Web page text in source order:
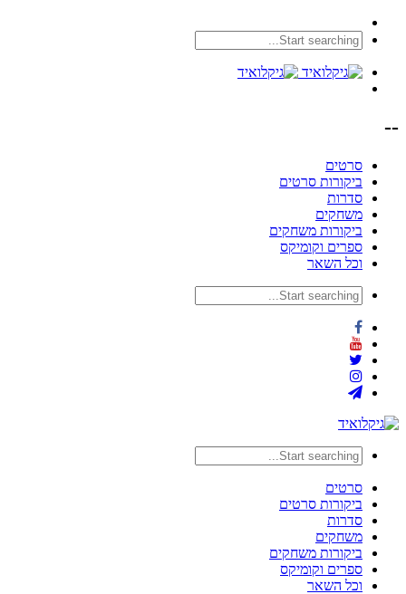
--
סרטים
ביקורות סרטים
סדרות
משחקים
ביקורות משחקים
ספרים וקומיקס
וכל השאר
סרטים
ביקורות סרטים
סדרות
משחקים
ביקורות משחקים
ספרים וקומיקס
וכל השאר